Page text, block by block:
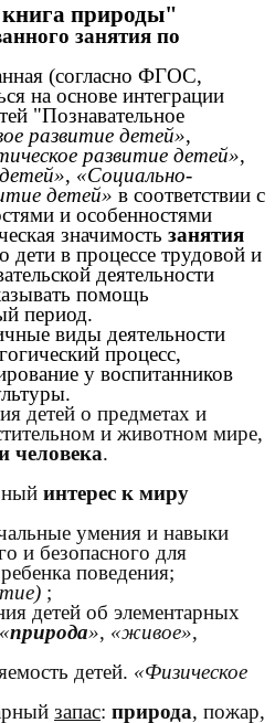
природы"
занятия по
(согласно ФГОС,
на основе интеграции
"Познавательное
развитие детей»,
развитие детей»,
, «Социально-
детей» в соответствии с
и особенностями
значимость занятия
дети в процессе трудовой и
деятельности
помощь
период.
виды деятельности
процесс,
у воспитанников
детей о предметах и
и животном мире,
человека.
интерес к миру
умения и навыки
и безопасного для
поведения;
;
детей об элементарных
«природа», «живое»,
детей. «Физическое
запас: природа, пожар,